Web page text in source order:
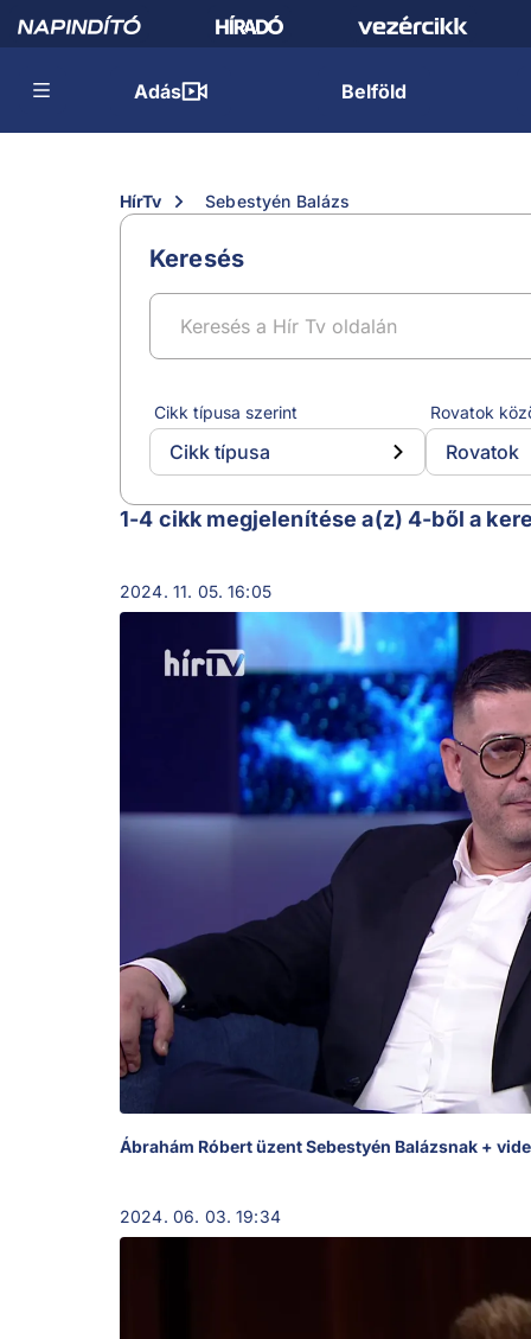
Adás Belföld
HírTv Sebestyén Balázs
Keresés
Cikk típusa szerint
Cikk típusa
Rovatok
Rovatok
Sebestyén Balázs
1-4 cikk megjelenítése a(z) 4-ből a
2024. 11. 05. 16:05
Ábrahám Róbert üzent Sebestyén Balázsnak +
2024. 06. 03. 19:34